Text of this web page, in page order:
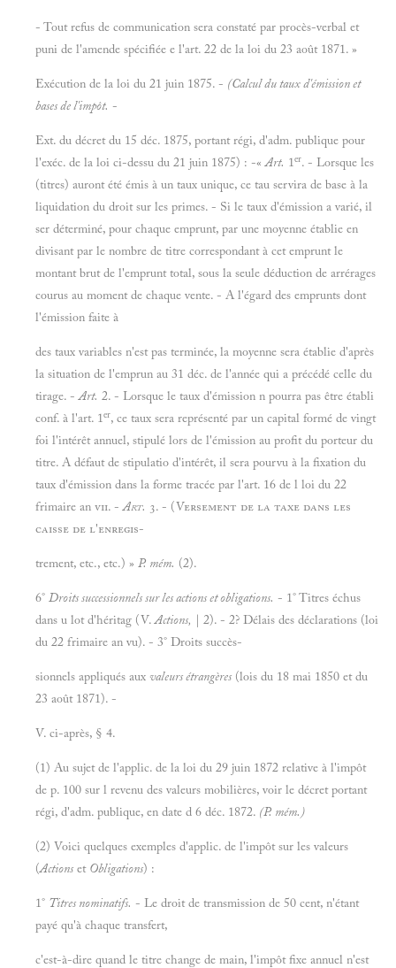
- Tout refus de communication sera constaté par procès-verbal et
puni de l'amende spécifiée e l'art. 22 de la loi du 23 août 1871. »
Exécution de la loi du 21 juin 1875. - (Calcul du taux d'émission et
bases de l'impôt. -
Ext. du décret du 15 déc. 1875, portant régi, d'adm. publique pour
l'exéc. de la loi ci-dessu du 21 juin 1875) : -«Art. 1er. - Lorsque les
(titres) auront été émis à un taux unique, ce tau servira de base à la
liquidation du droit sur les primes. - Si le taux d'émission a varié, il
ser déterminé, pour chaque emprunt, par une moyenne établie en
divisant par le nombre de titre correspondant à cet emprunt le
montant brut de l'emprunt total, sous la seule déduction de arrérages
courus au moment de chaque vente. - A l'égard des emprunts dont
l'émission faite à
des taux variables n'est pas terminée, la moyenne sera établie d'après
la situation de l'emprun au 31 déc. de l'année qui a précédé celle du
tirage. -Art. 2. - Lorsque le taux d'émission n pourra pas être établi
conf. à l'art. 1er, ce taux sera représenté par un capital formé de vingt
foi l'intérêt annuel, stipulé lors de l'émission au profit du porteur du
titre. A défaut de stipulatio d'intérêt, il sera pourvu à la fixation du
taux d'émission dans la forme tracée par l'art. 16 de l loi du 22
frimaire an vii. -Art. 3. - (Versement de la taxe dans les
caisse de l'enregis-
trement, etc., etc.) » P. mém. (2).
6° Droits successionnels sur les actions et obligations. - 1° Titres échus
dans u lot d'héritag (V.Actions, | 2). - 2? Délais des déclarations (loi
du 22 frimaire an vu). - 3° Droits succès-
sionnels appliqués aux valeurs étrangères (lois du 18 mai 1850 et du
23 août 1871). -
V. ci-après, § 4.
(1) Au sujet de l'applic. de la loi du 29 juin 1872 relative à l'impôt
de p. 100 sur l revenu des valeurs mobilières, voir le décret portant
régi, d'adm. publique, en date d 6 déc. 1872. (P. mém.)
(2) Voici quelques exemples d'applic. de l'impôt sur les valeurs
(Actions et Obligations) :
1° Titres nominatifs. - Le droit de transmission de 50 cent, n'étant
payé qu'à chaque transfert,
c'est-à-dire quand le titre change de main, l'impôt fixe annuel n'est